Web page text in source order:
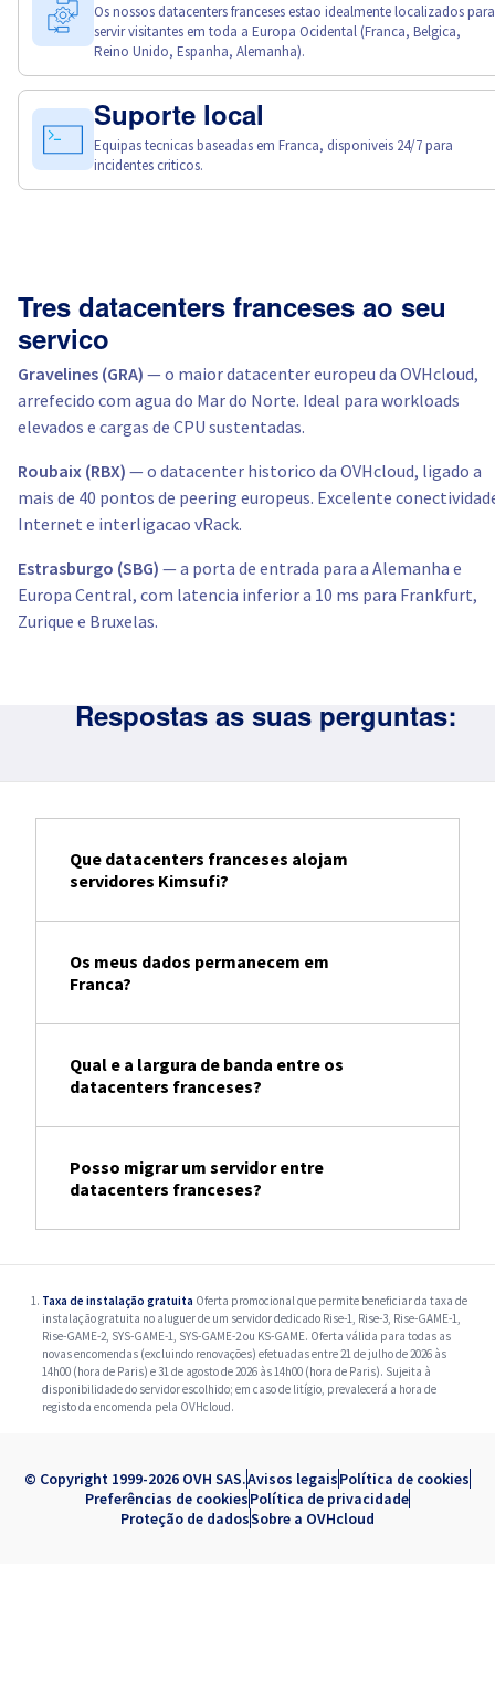
Os nossos datacenters franceses estao idealmente localizados para
servir visitantes em toda a Europa Ocidental (Franca, Belgica,
Reino Unido, Espanha, Alemanha).
Suporte local
Equipas tecnicas baseadas em Franca, disponiveis 24/7 para
incidentes criticos.
Tres datacenters franceses ao seu
servico
Gravelines (GRA) — o maior datacenter europeu da OVHcloud,
arrefecido com agua do Mar do Norte. Ideal para workloads
elevados e cargas de CPU sustentadas.
Roubaix (RBX) — o datacenter historico da OVHcloud, ligado a
mais de 40 pontos de peering europeus. Excelente
Internet e interligacao vRack.
Estrasburgo (SBG) — a porta de entrada para a Alemanha e
Europa Central, com latencia inferior a 10 ms para Frankfurt,
Zurique e Bruxelas.
Respostas as suas perguntas:
Que datacenters franceses alojam
servidores Kimsufi?
Os meus dados permanecem em
Franca?
Qual e a largura de banda entre os
datacenters franceses?
Posso migrar um servidor entre
datacenters franceses?
Taxa de instalação gratuita Oferta promocional que permite beneficiar da taxa de
instalação gratuita no aluguer de um servidor dedicado Rise-1, Rise-3, Rise-GAME-1,
Rise-GAME-2, SYS-GAME-1, SYS-GAME-2 ou KS-GAME. Oferta válida para todas as
novas encomendas (excluindo renovações) efetuadas entre 21 de julho de 2026 às
14h00 (hora de Paris) e 31 de agosto de 2026 às 14h00 (hora de Paris). Sujeita à
disponibilidade do servidor escolhido; em caso de litígio, prevalecerá a hora de
registo da encomenda pela OVHcloud.
© Copyright 1999-2026 OVH SAS.Avisos legaisPolítica de cookies
Preferências de cookiesPolítica de privacidade
Proteção de dadosSobre a OVHcloud